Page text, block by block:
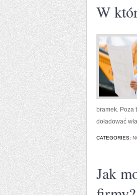
W
bramek. Poza
doładować
CATEGORIES:
Jak